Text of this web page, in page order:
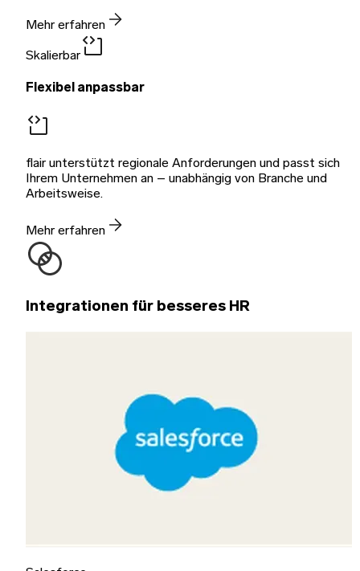
Mehr erfahren
Skalierbar
Flexibel anpassbar
flair unterstützt regionale Anforderungen und passt sich
Ihrem Unternehmen an – unabhängig von Branche und
Arbeitsweise.
Mehr erfahren
Integrationen für besseres HR